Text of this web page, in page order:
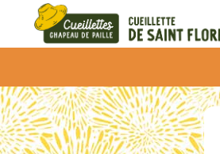
Panneau de gestion des cookies